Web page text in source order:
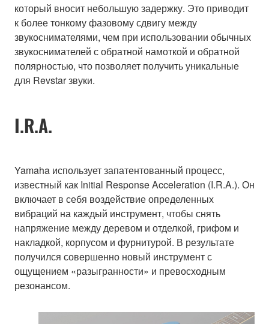
который вносит небольшую задержку. Это приводит
к более тонкому фазовому сдвигу между
звукоснимателями, чем при использовании обычных
звукоснимателей с обратной намоткой и обратной
полярностью, что позволяет получить уникальные
для Revstar звуки.
I.R.A.
Yamaha использует запатентованный процесс,
известный как Initial Response Acceleration (I.R.A.). Он
включает в себя воздействие определенных
вибраций на каждый инструмент, чтобы снять
напряжение между деревом и отделкой, грифом и
накладкой, корпусом и фурнитурой. В результате
получился совершенно новый инструмент с
ощущением «разыгранности» и превосходным
резонансом.